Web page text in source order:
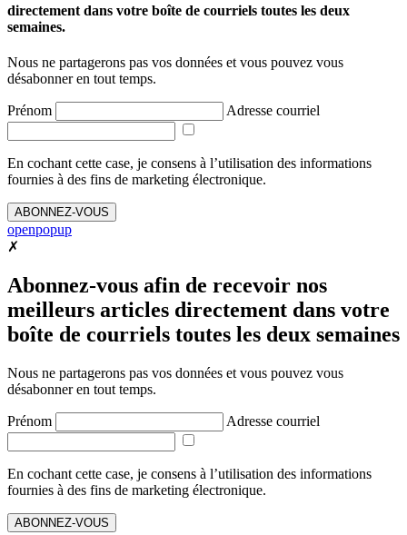
directement dans votre boîte de courriels toutes les deux
semaines.
Nous ne partagerons pas vos données et vous pouvez vous
désabonner en tout temps.
Prénom Adresse courriel
En cochant cette case, je consens à l’utilisation des informations
fournies à des fins de marketing électronique.
ABONNEZ-VOUS
openpopup
✗
Abonnez-vous afin de recevoir nos
meilleurs articles directement dans votre
boîte de courriels toutes les deux semaines
Nous ne partagerons pas vos données et vous pouvez vous
désabonner en tout temps.
Prénom Adresse courriel
En cochant cette case, je consens à l’utilisation des informations
fournies à des fins de marketing électronique.
ABONNEZ-VOUS